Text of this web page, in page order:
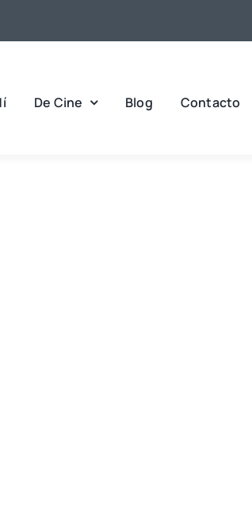
De Cine Blog Contacto